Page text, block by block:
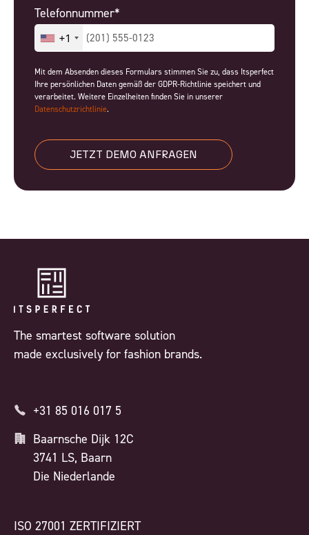
Telefonnummer*
+1
Mit dem Absenden dieses Formulars stimmen Sie zu, dass Itsperfect
Ihre persönlichen Daten gemäß der GDPR-Richtlinie speichert und
verarbeitet. Weitere Einzelheiten finden Sie in unserer
Datenschutzrichtlinie.
JETZT DEMO ANFRAGEN
The smartest software solution
made exclusively for fashion brands.
+31 85 016 017 5
Baarnsche Dijk 12C
3741 LS, Baarn
Die Niederlande
ISO 27001 ZERTIFIZIERT